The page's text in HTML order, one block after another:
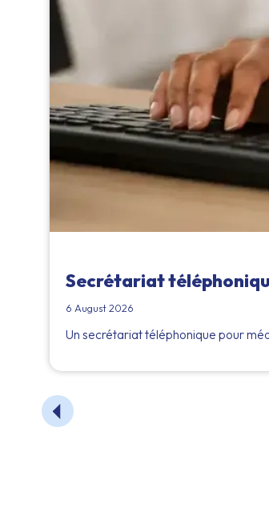
Secrétariat
6 August 2026
Un secrétariat téléphonique pour